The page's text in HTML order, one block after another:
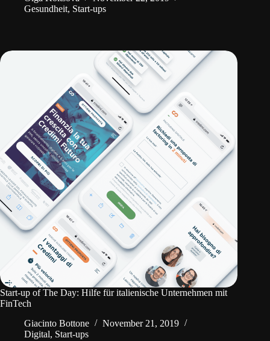
Gesundheit, Start-ups
Start-up of The Day: Hilfe für italienische Unternehmen mit
FinTech
Giacinto Bottone
November 21, 2019
Digital, Start-ups